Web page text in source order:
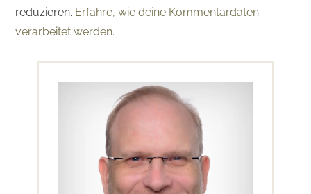
reduzieren. Erfahre, wie deine Kommentardaten
verarbeitet werden.